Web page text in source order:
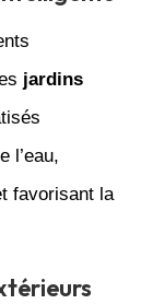
jardins
l’eau,
favorisant la